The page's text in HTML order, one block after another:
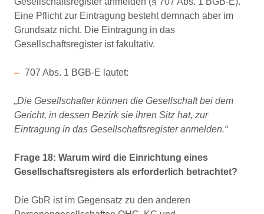
Eine Pflicht zur Eintragung besteht demnach aber im
Grundsatz nicht. Die Eintragung in das
Gesellschaftsregister ist fakultativ.
707 Abs. 1 BGB-E lautet:
„Die Gesellschafter können die Gesellschaft bei dem
Gericht, in dessen Bezirk sie ihren Sitz hat, zur
Eintragung in das Gesellschaftsregister anmelden.“
Frage 18: Warum wird die Einrichtung eines
Gesellschaftsregisters als erforderlich betrachtet?
Die GbR ist im Gegensatz zu den anderen